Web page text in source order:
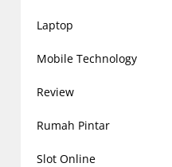
Laptop
Mobile Technology
Review
Rumah Pintar
Slot Online